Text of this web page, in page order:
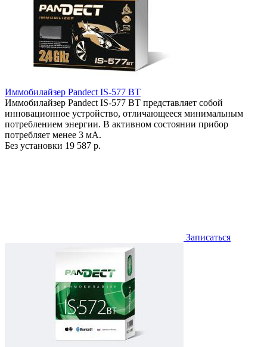
Иммобилайзер Pandect IS-577 BT
Иммобилайзер Pandect IS-577 BT представляет собой
инновационное устройство, отличающееся минимальным
потреблением энергии. В активном состоянии прибор
потребляет менее 3 мА.
Без установки 19 587 р.
Записаться